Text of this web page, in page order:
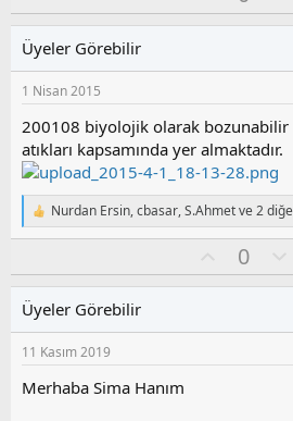
i
l
e
r
y
Üyeler Görebilir
1 Nisan 2015
200108 biyolojik olarak
atıkları kapsamında yer almaktadır.
T
e
i
l
e
r
:
Nurdan Ersin,cbasar,S.Ahmetve 2
y
0
Üyeler Görebilir
11 Kasım 2019
Merhaba Sima Hanım